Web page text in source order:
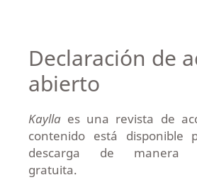
Declaración de
abierto
Kaylla es una revista de
contenido está disponible
descarga de manera
gratuita.